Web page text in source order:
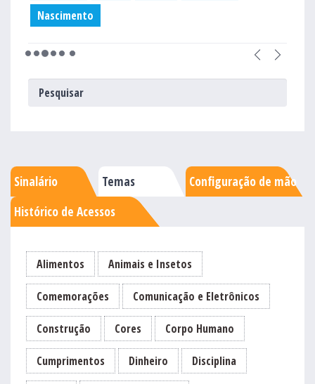
Nascimento
Sinalário Temas
Configuração de mão
Histórico de Acessos
Alimentos Animais e Insetos
Comemorações Comunicação e Eletrônicos
Construção Cores Corpo Humano
Cumprimentos Dinheiro Disciplina